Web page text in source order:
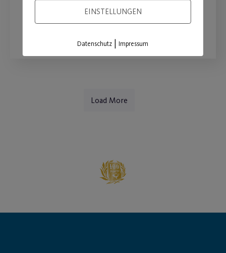
WEITERLESEN
Load More
EINSTELLUNGEN
Datenschutz |Impressum